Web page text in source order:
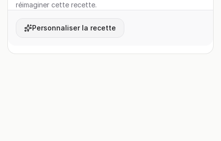
réimaginer cette recette.
Personnaliser la recette